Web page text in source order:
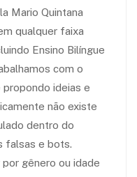
Mario Quintana
qualquer faixa
Ensino Bilíngue
com o
ideias e
não existe
dentro do
falsas e bots.
gênero ou idade